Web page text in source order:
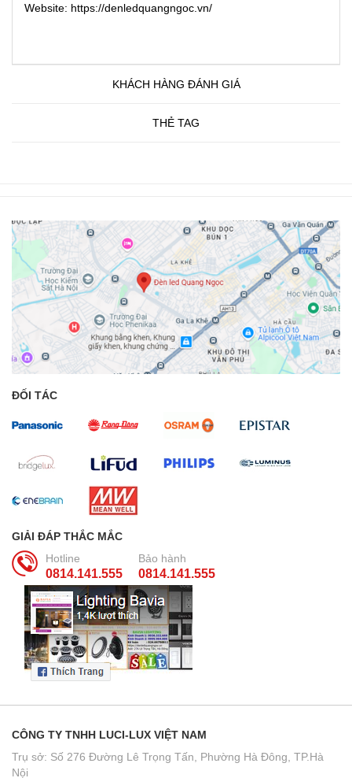
Website: https://denledquangngoc.vn/
KHÁCH HÀNG ĐÁNH GIÁ
THẺ TAG
ĐỐI TÁC
GIẢI ĐÁP THẮC MẮC
Hotline
0814.141.555
Bảo hành
0814.141.555
CÔNG TY TNHH LUCI-LUX VIỆT NAM
Trụ sở: Số 276 Đường Lê Trọng Tấn, Phường Hà Đông, TP.Hà
Nội